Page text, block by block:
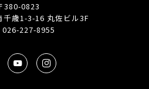
380-0823
千歳1-3-16 丸佐ビル3F
026-227-8955